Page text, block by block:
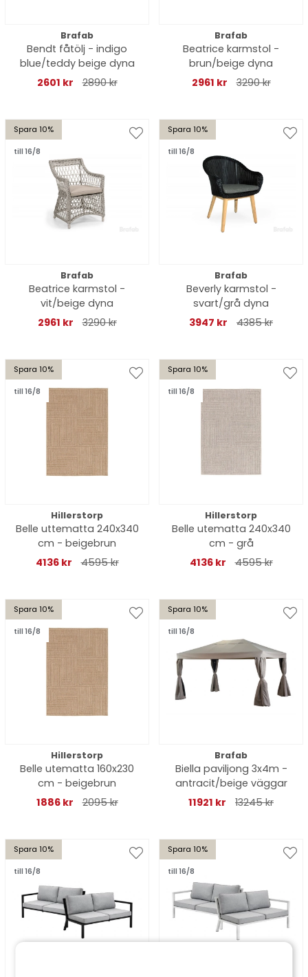
Brafab
Bendt fåtölj - indigo
blue/teddy beige dyna
2601 kr
2890 kr
Brafab
Beatrice karmstol -
brun/beige dyna
2961 kr
3290 kr
Spara 10%
till 16/8
Brafab
Beatrice karmstol -
vit/beige dyna
2961 kr
3290 kr
Spara 10%
till 16/8
Brafab
Beverly karmstol -
svart/grå dyna
3947 kr
4385 kr
Spara 10%
till 16/8
Hillerstorp
Belle uttematta 240x340
cm - beigebrun
4136 kr
4595 kr
Spara 10%
till 16/8
Hillerstorp
Belle utematta 240x340
cm - grå
4136 kr
4595 kr
Spara 10%
till 16/8
Hillerstorp
Belle utematta 160x230
cm - beigebrun
1886 kr
2095 kr
Spara 10%
till 16/8
Brafab
Biella paviljong 3x4m -
antracit/beige väggar
11921 kr
13245 kr
Spara 10%
till 16/8
Spara 10%
till 16/8